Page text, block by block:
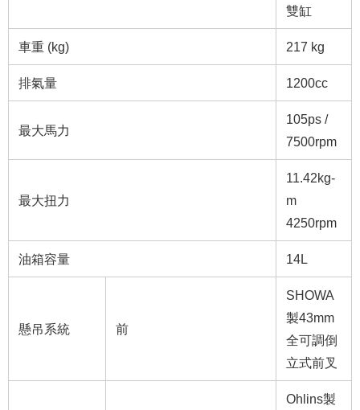
雙缸
車重 (kg) 217 kg
排氣量 1200cc
最大馬力
105ps /
7500rpm
最大扭力
11.42kg-
m
4250rpm
油箱容量 14L
懸吊系統 前
SHOWA
製43mm
全可調倒
立式前叉
Ohlins製